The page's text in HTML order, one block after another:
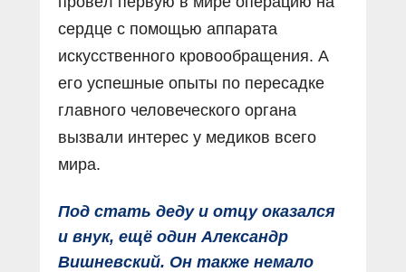
сердце с помощью аппарата
искусственного кровообращения. А
его успешные опыты по пересадке
главного человеческого органа
вызвали интерес у медиков всего
мира.
Под стать деду и отцу оказался
и внук, ещё один Александр
Вишневский. Он также немало